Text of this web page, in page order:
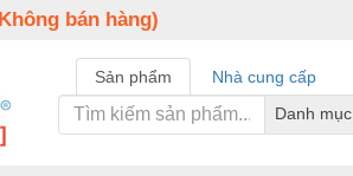
bán hàng)
Sản phẩm Nhà cung cấp
Danh mục